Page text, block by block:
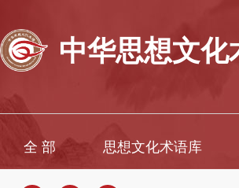
中华思想文化
全 部 思想文化术语库